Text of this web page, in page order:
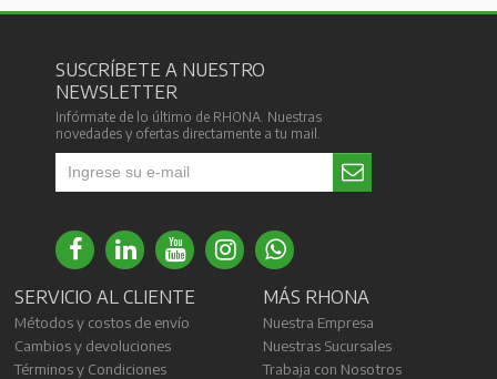
SUSCRÍBETE A NUESTRO
NEWSLETTER
Infórmate de lo último de RHONA. Nuestras
novedades y ofertas directamente a tu mail.
SERVICIO AL CLIENTE
Métodos y costos de envío
Cambios y devoluciones
Términos y Condiciones
MÁS RHONA
Nuestra Empresa
Nuestras Sucursales
Trabaja con Nosotros